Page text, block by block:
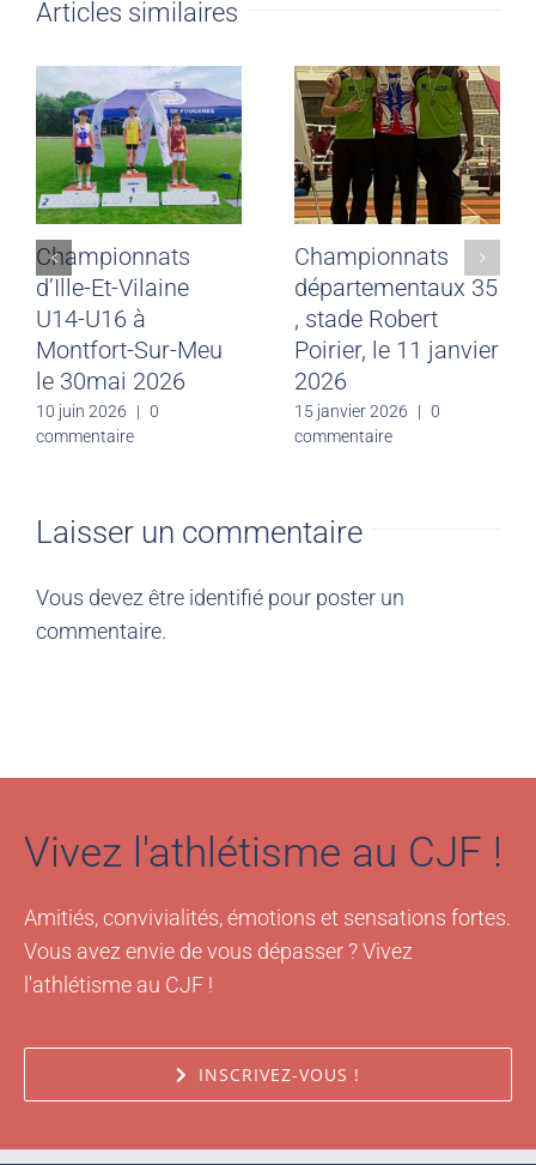
Articles similaires
Championnats
d’Ille-Et-Vilaine
U14-U16 à
Montfort-Sur-Meu
le 30mai 2026
10 juin 2026 | 0
commentaire
Championnats
départementaux 35
, stade Robert
Poirier, le 11 janvier
2026
15 janvier 2026 | 0
commentaire
Laisser un commentaire
Vous devez être identifié pour poster un
commentaire.
Vivez l'athlétisme au CJF !
Amitiés, convivialités, émotions et sensations fortes.
Vous avez envie de vous dépasser ? Vivez
l'athlétisme au CJF !
INSCRIVEZ-VOUS !